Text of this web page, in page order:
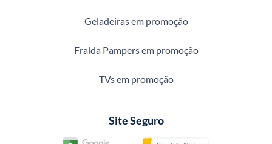
Geladeiras em promoção
Fralda Pampers em promoção
TVs em promoção
Site Seguro